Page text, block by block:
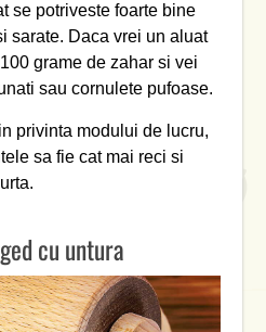
se potriveste foarte bine
sarate. Daca vrei un aluat
grame de zahar si vei
sau cornulete pufoase.
privinta modului de lucru,
sa fie cat mai reci si
cu untura